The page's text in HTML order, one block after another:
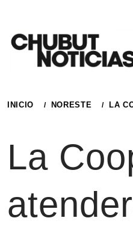
contenido
INICIO NORESTE LA
La